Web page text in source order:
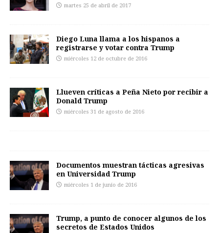
martes 25 de abril de 2017
Diego Luna llama a los hispanos a
registrarse y votar contra Trump
miércoles 12 de octubre de 2016
Llueven críticas a Peña Nieto por recibir a
Donald Trump
miércoles 31 de agosto de 2016
Documentos muestran tácticas agresivas
en Universidad Trump
miércoles 1 de junio de 2016
Trump, a punto de conocer algunos de los
secretos de Estados Unidos